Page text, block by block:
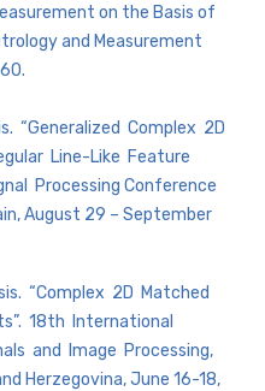
on the Basis of
and Measurement
“Generalized Complex 2D
Line-Like Feature
Processing Conference
August 29 – September
“Complex 2D Matched
18th International
and Image Processing,
Herzegovina, June 16-18,